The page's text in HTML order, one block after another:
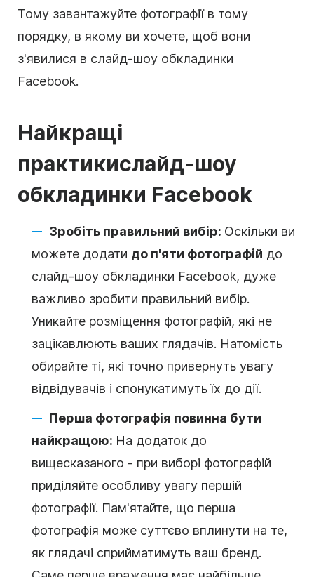
Тому завантажуйте фотографії в тому
порядку, в якому ви хочете, щоб вони
з'явилися в слайд-шоу обкладинки
Facebook.
Найкращі
практикислайд-шоу
обкладинки Facebook
Зробіть правильний вибір: Оскільки ви
можете додати до п'яти фотографій до
слайд-шоу обкладинки Facebook, дуже
важливо зробити правильний вибір.
Уникайте розміщення фотографій, які не
зацікавлюють ваших глядачів. Натомість
обирайте ті, які точно привернуть увагу
відвідувачів і спонукатимуть їх до дії.
Перша фотографія повинна бути
найкращою: На додаток до
вищесказаного - при виборі фотографій
приділяйте особливу увагу першій
фотографії. Пам'ятайте, що перша
фотографія може суттєво вплинути на те,
як глядачі сприйматимуть ваш бренд.